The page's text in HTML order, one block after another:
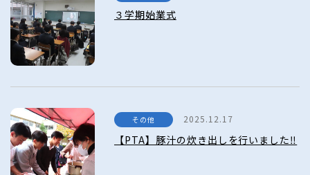
３学期始業式
その他 2025.12.17
【PTA】豚汁の炊き出しを行いました‼